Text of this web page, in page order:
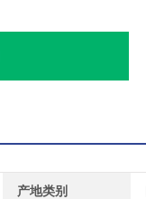
产地类别